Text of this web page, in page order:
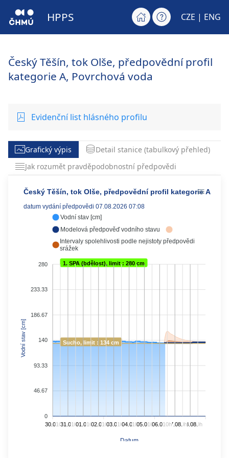
HPPS CZE | ENG
Český Těšín, tok Olše, předpovědní profil
kategorie A, Povrchová voda
Evidenční list hlásného profilu
Grafický výpis
Detail stanice (tabulkový přehled)
Jak rozumět pravděpodobnostní předpovědi
Vodní stav [cm]
Modelová předpověď vodního stavu
Intervaly spolehlivosti podle nejistoty předpovědi
srážek
Český Těšín, tok Olše, předpovědní profil kategorie A
datum vydání předpovědi 07.08.2026 07:08
280
233.33
186.67
140
93.33
46.67
0
Vodní stav [cm]
Datum
Sucho, limit : 134 cm
1. SPA (bdělost), limit : 280 cm
30.07.10h31.07.10h01.08.10h02.08.10h03.08.10h04.08.10h05.08.10h06.08. 10h
08.08.
10h
07.08.
10h